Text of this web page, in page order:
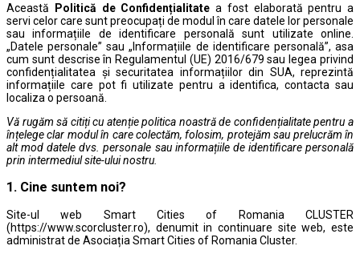
Această Politică de Confidențialitate a fost elaborată pentru a
servi celor care sunt preocupați de modul în care datele lor personale
sau informațiile de identificare personală sunt utilizate online.
„Datele personale” sau „Informațiile de identificare personală”, asa
cum sunt descrise în Regulamentul (UE) 2016/679 sau legea privind
confidențialitatea și securitatea informațiilor din SUA, reprezintă
informațiile care pot fi utilizate pentru a identifica, contacta sau
localiza o persoană.
Vă rugăm să citiți cu atenție politica noastră de confidențialitate pentru a
înțelege clar modul în care colectăm, folosim, protejăm sau prelucrăm în
alt mod datele dvs. personale sau informațiile de identificare personală
prin intermediul site-ului nostru.
1. Cine suntem noi?
Site-ul web Smart Cities of Romania CLUSTER
(https://www.scorcluster.ro), denumit in continuare site web, este
administrat de Asociația Smart Cities of Romania Cluster.